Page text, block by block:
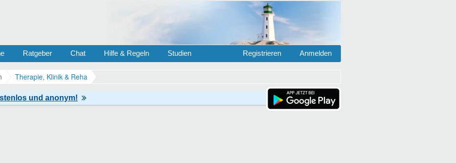
Ratgeber Chat Hilfe & Regeln Studien Anmelden
Registrieren
Therapie, Klinik & Reha